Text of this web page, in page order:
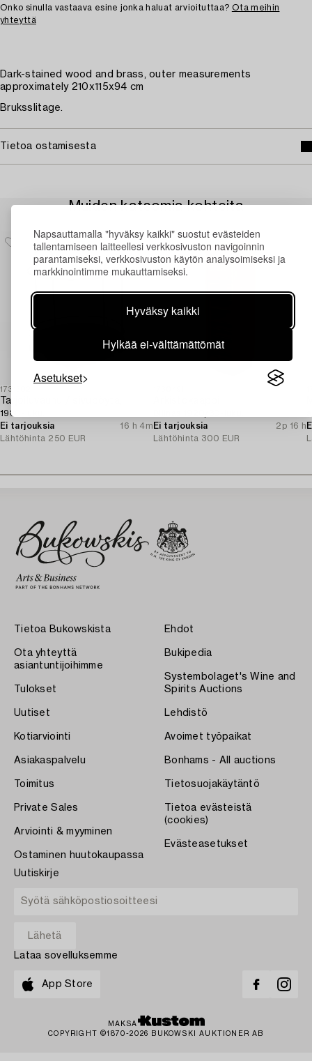
Napsauttamalla "hyväksy kaikki" suostut evästeiden
tallentamiseen laitteellesi verkkosivuston navigoinnin
parantamiseksi, verkkosivuston käytön analysoimiseksi ja
markkinointimme mukauttamiseksi.
Hyväksy kaikki
Hylkää ei-välttämättömät
Asetukset
Onko sinulla vastaava esine jonka haluat arvioituttaa? Ota meihin
yhteyttä
Dark-stained wood and brass, outer measurements
approximately 210x115x94 cm
Bruksslitage.
Tietoa ostamisesta
Muiden katsomia kohteita
1731302
Tarjoiluvaunu / sivupöytä,
1980-luku.
Ei tarjouksia
16 h 4m
Lähtöhinta 250 EUR
Ei tarjouksia
2p 16 h
Lähtöhinta 300 EUR
Tietoa Bukowskista
Ota yhteyttä
asiantuntijoihimme
Tulokset
Uutiset
Kotiarviointi
Asiakaspalvelu
Toimitus
Private Sales
Arviointi & myyminen
Ostaminen huutokaupassa
Ehdot
Bukipedia
Systembolaget's Wine and
Spirits Auctions
Lehdistö
Avoimet työpaikat
Bonhams - All auctions
Tietosuojakäytäntö
Tietoa evästeistä
(cookies)
Evästeasetukset
Uutiskirje
Lataa sovelluksemme
App Store
MAKSA
COPYRIGHT ©1870-2026 BUKOWSKI AUKTIONER AB